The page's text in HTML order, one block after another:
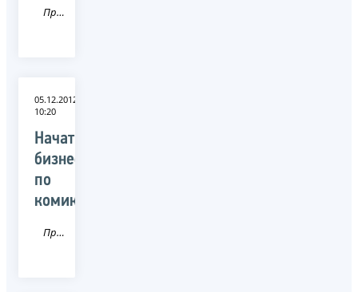
Пресса
05.12.2012
10:20
Начать
бизнес
по
комиксу
Пресса